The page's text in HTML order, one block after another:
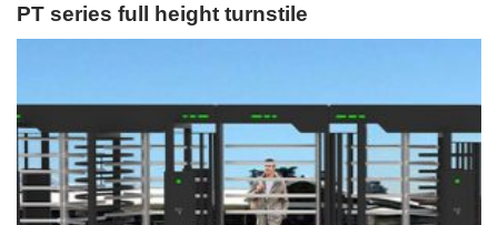
PT series full height turnstile